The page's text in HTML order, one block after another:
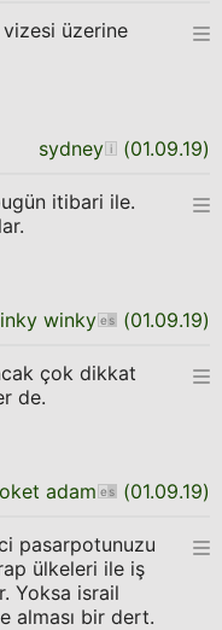
üzerine
sydney (01.09.19)
itibari ile.
winky (01.09.19)
çok dikkat
de.
adam (01.09.19)
pasarpotunuzu
ülkeleri ile iş
Yoksa israil
alması bir dert.